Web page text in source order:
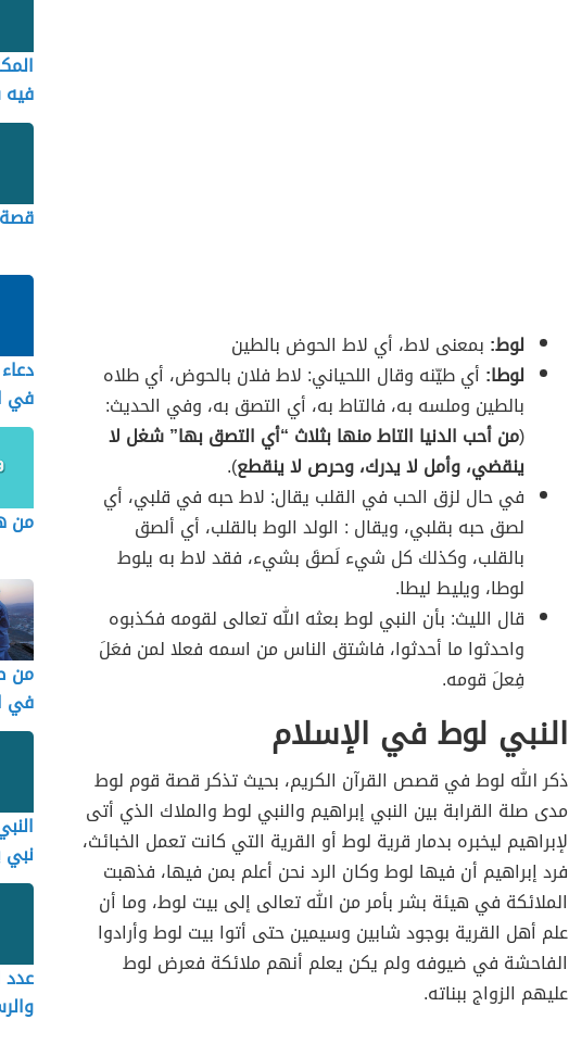
لوط: بمعنى لاط، أي لاط الحوض بالطين
لوطا: أي طيّنه وقال اللحياني: لاط فلان بالحوض، أي طلاه
بالطين وملسه به، فالتاط به، أي التصق به، وفي الحديث:
(من أحب الدنيا التاط منها بثلاث “أي التصق بها” شغل لا
ينقضي، وأمل لا يدرك، وحرص لا ينقطع).
في حال لزق الحب في القلب يقال: لاط حبه في قلبي، أي
لصق حبه بقلبي، ويقال : الولد الوط بالقلب، أي ألصق
بالقلب، وكذلك كل شيء لَصقَ بشيء، فقد لاط به يلوط
لوطا، ويليط ليطا.
قال الليث: بأن النبي لوط بعثه الله تعالى لقومه فكذبوه
واحدثوا ما أحدثوا، فاشتق الناس من اسمه فعلا لمن فعَلَ
فِعلَ قومه.
النبي لوط في الإسلام
ذكر الله لوط في قصص القرآن الكريم، بحيث تذكر قصة قوم لوط
مدى صلة القرابة بين النبي إبراهيم والنبي لوط والملاك الذي أتى
لإبراهيم ليخبره بدمار قرية لوط أو القرية التي كانت تعمل الخبائث،
فرد إبراهيم أن فيها لوط وكان الرد نحن أعلم بمن فيها، فذهبت
الملائكة في هيئة بشر بأمر من الله تعالى إلى بيت لوط، وما أن
علم أهل القرية بوجود شابين وسيمين حتى أتوا بيت لوط وأرادوا
الفاحشة في ضيوفه ولم يكن يعلم أنهم ملائكة فعرض لوط
عليهم الزواج ببناته.
في
من
من
في
نبي
عدد